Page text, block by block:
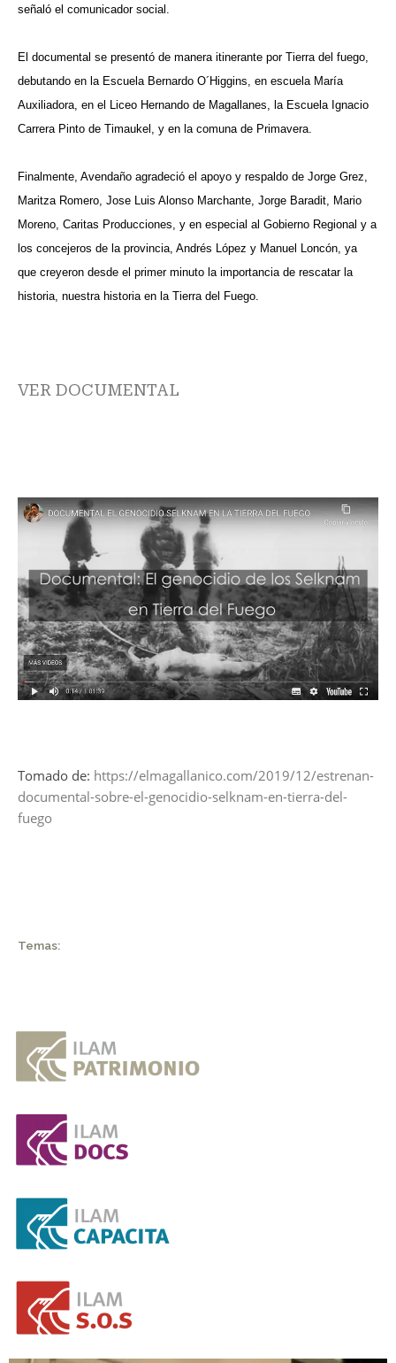
señaló el comunicador social.
El documental se presentó de manera itinerante por Tierra del fuego,
debutando en la Escuela Bernardo O´Higgins, en escuela María
Auxiliadora, en el Liceo Hernando de Magallanes, la Escuela Ignacio
Carrera Pinto de Timaukel, y en la comuna de Primavera.
Finalmente, Avendaño agradeció el apoyo y respaldo de Jorge Grez,
Maritza Romero, Jose Luis Alonso Marchante, Jorge Baradit, Mario
Moreno, Caritas Producciones, y en especial al Gobierno Regional y a
los concejeros de la provincia, Andrés López y Manuel Loncón, ya
que creyeron desde el primer minuto la importancia de rescatar la
historia, nuestra historia en la Tierra del Fuego.
VER DOCUMENTAL
Tomado de: https://elmagallanico.com/2019/12/estrenan-
documental-sobre-el-genocidio-selknam-en-tierra-del-
fuego
Temas: